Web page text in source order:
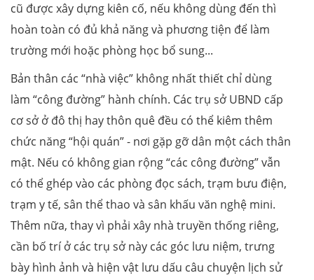
cũ được xây dựng kiên cố, nếu không dùng đến thì
hoàn toàn có đủ khả năng và phương tiện để làm
trường mới hoặc phòng học bổ sung...
Bản thân các “nhà việc” không nhất thiết chỉ dùng
làm “công đường” hành chính. Các trụ sở UBND cấp
cơ sở ở đô thị hay thôn quê đều có thể kiêm thêm
chức năng “hội quán” - nơi gặp gỡ dân một cách thân
mật. Nếu có không gian rộng “các công đường” vẫn
có thể ghép vào các phòng đọc sách, trạm bưu điện,
trạm y tế, sân thể thao và sân khấu văn nghệ mini.
Thêm nữa, thay vì phải xây nhà truyền thống riêng,
cần bố trí ở các trụ sở này các góc lưu niệm, trưng
bày hình ảnh và hiện vật lưu dấu câu chuyện lịch sử